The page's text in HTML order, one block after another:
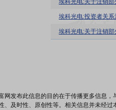
埃科光电:关于注销
埃科光电:投资者关
埃科光电:关于注销
网发布此信息的目的在于传播更多信息
、及时性、原创性等。相关信息并未经